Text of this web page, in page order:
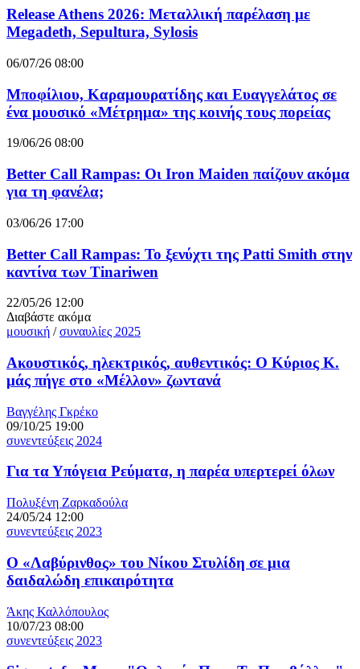
Release Athens 2026: Μεταλλική παρέλαση με
Megadeth, Sepultura, Sylosis
06/07/26 08:00
Μποφίλιου, Καραμουρατίδης και Ευαγγελάτος σε
ένα μουσικό «Μέτρημα» της κοινής τους πορείας
19/06/26 08:00
Better Call Rampas: Οι Iron Maiden παίζουν ακόμα
για τη φανέλα;
03/06/26 17:00
Better Call Rampas: Το ξενύχτι της Patti Smith στην
καντίνα των Tinariwen
22/05/26 12:00
Διαβάστε ακόμα
μουσική /συναυλίες 2025
Ακουστικός, ηλεκτρικός, αυθεντικός: Ο Κύριος Κ.
μάς πήγε στο «Μέλλον» ζωντανά
Βαγγέλης Γκρέκο
09/10/25 19:00
συνεντεύξεις 2024
Για τα Υπόγεια Ρεύματα, η παρέα υπερτερεί όλων
Πολυξένη Ζαρκαδούλα
24/05/24 12:00
συνεντεύξεις 2023
Ο «Λαβύρινθος» του Νίκου Στυλίδη σε μια
δαιδαλώδη επικαιρότητα
Άκης Καλλόπουλος
10/07/23 08:00
συνεντεύξεις 2023